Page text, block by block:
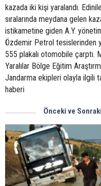
kazada iki kişi yaralandı.
sıralarında meydana gelen
istikametine giden A.Y.
Özdemir Petrol tesislerinden
555 plakalı otomobile çarptı.
Yaralılar Bölge Eğitim
Jandarma ekipleri olayla ilgili
haberi
Önceki ve